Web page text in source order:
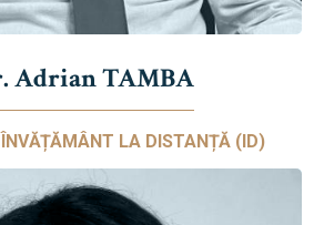
Adrian TAMBA
LA DISTANȚĂ (ID)